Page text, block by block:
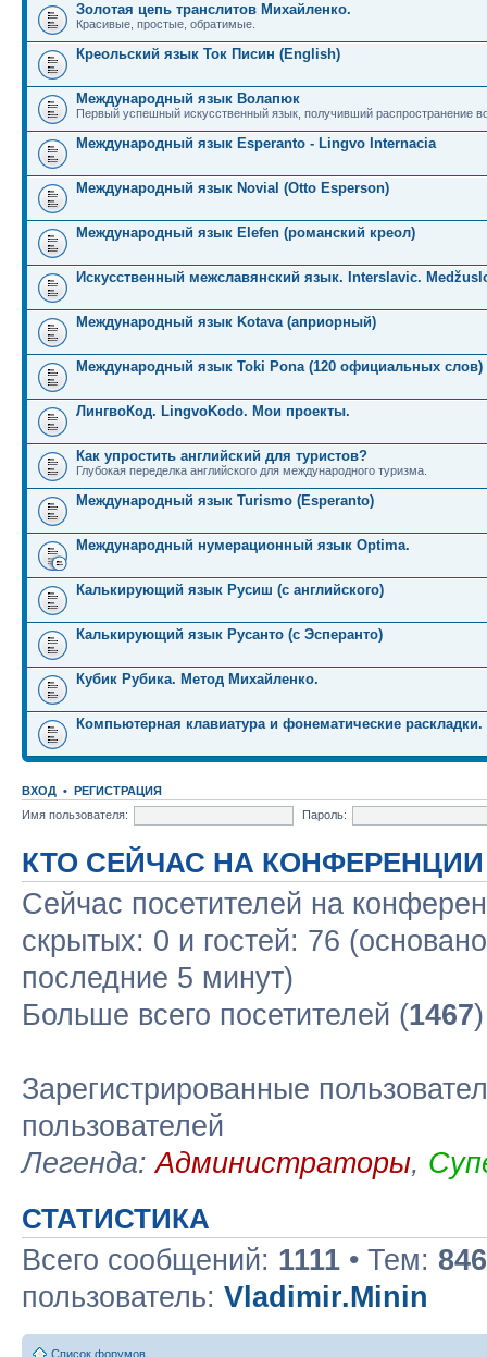
Золотая цепь транслитов Михайленко.
Красивые, простые, обратимые.
Креольский язык Ток Писин (English)
Международный язык Волапюк
Первый успешный искусственный язык, получивший распространение
Международный язык Esperanto - Lingvo Internacia
Международный язык Novial (Otto Esperson)
Международный язык Elefen (романский креол)
Искусственный межславянский язык. Interslavic.
Международный язык Kotava (априорный)
Международный язык Toki Pona (120 официальных слов)
ЛингвоКод. LingvoKodo. Мои проекты.
Как упростить английский для туристов?
Глубокая переделка английского для международного туризма.
Международный язык Turismo (Esperanto)
Международный нумерационный язык Optima.
Калькирующий язык Русиш (с английского)
Калькирующий язык Русанто (с Эсперанто)
Кубик Рубика. Метод Михайленко.
Компьютерная клавиатура и фонематические раскладки.
ВХОД • РЕГИСТРАЦИЯ
Имя пользователя:
Пароль:
КТО СЕЙЧАС НА КОНФЕРЕНЦИИ
Сейчас посетителей на
скрытых: 0 и гостей: 76
последние 5 минут)
Больше всего посетителей (1467
Зарегистрированные
пользователей
Легенда:Администраторы,
СТАТИСТИКА
Всего сообщений: 1111 • Тем: 846
пользователь: Vladimir.Minin
Список форумов